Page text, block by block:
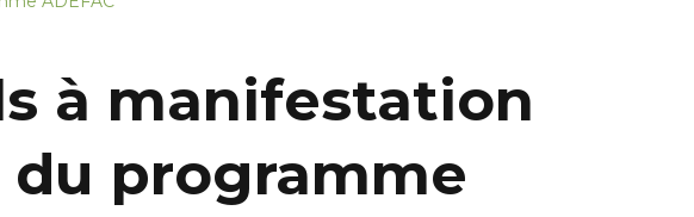
à manifestation
du programme